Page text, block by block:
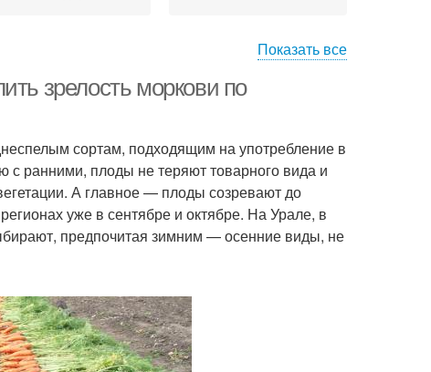
Показать все
зрелость моркови по
сортам, подходящим на употребление в
с ранними, плоды не теряют товарного вида и
А главное — плоды созревают до
уже в сентябре и октябре. На Урале, в
предпочитая зимним — осенние виды, не